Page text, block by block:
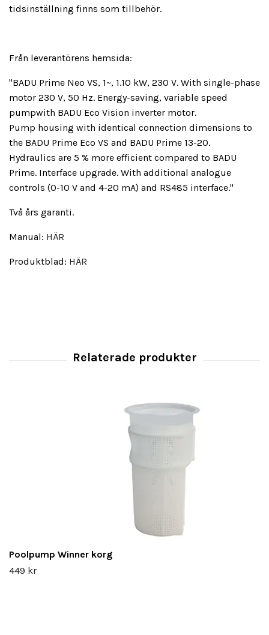
tidsinställning finns som tillbehör.
Från leverantörens hemsida:
"BADU Prime Neo VS, 1~, 1.10 kW, 230 V. With single-phase
motor 230 V, 50 Hz. Energy-saving, variable speed
pumpwith BADU Eco Vision inverter motor.
Pump housing with identical connection dimensions to
the BADU Prime Eco VS and BADU Prime 13-20.
Hydraulics are 5 % more efficient compared to BADU
Prime. Interface upgrade. With additional analogue
controls (0-10 V and 4-20 mA) and RS485 interface."
Två års garanti.
Manual: HÄR
Produktblad: HÄR
Poolpump Winner korg
449 kr